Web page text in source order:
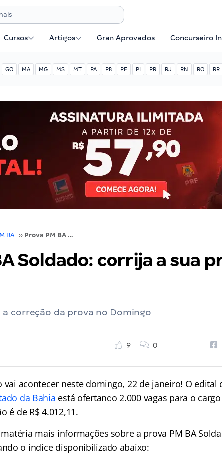
Cursos Artigos Gran Aprovados Concurseiro
GO MA MG MS MT PA PB PE PI PR RJ RN RO RR
BA ›› Prova PM BA Soldado: corrija a sua prova conosco!
Soldado: corrija a sua
a correção da prova no Domingo
9 0
vai acontecer neste domingo, 22 de janeiro! O edital
da Bahia está ofertando 2.000 vagas para o
é de R$ 4.012,11.
mais informações sobre a prova PM BA
o índice disponibilizado abaixo: